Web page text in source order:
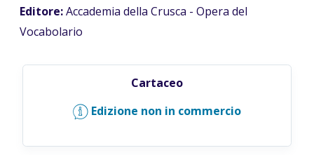
Editore:Accademia della Crusca - Opera del
Vocabolario
Cartaceo
Edizione non in commercio